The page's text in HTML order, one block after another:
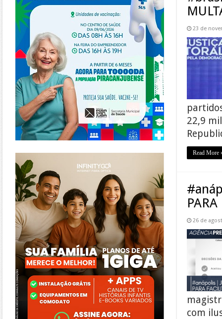
23 de
22,9
Read More
26 de
com
https://www.infinitygo.com.br/